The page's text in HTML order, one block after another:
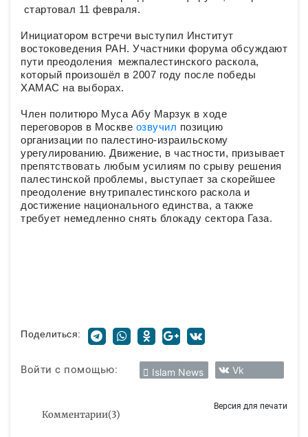
стартовал 11 февраля.
Инициатором встречи выступил Институт
востоковедения РАН. Участники форума обсуждают
пути преодоления межпалестинского раскола,
который произошёл в 2007 году после победы
ХАМАС на выборах.
Член политюро Муса Абу Марзук в ходе
переговоров в Москве озвучил позицию
организации по палестино-израильскому
урегулированию. Движение, в частности, призывает
препятствовать любым усилиям по срыву решения
палестинской проблемы, выступает за скорейшее
преодоление внутрипалестинского раскола и
достижение национального единства, а также
требует немедленно снять блокаду сектора Газа.
Поделиться:
Войти с помощью: Islam News Vk
Комментарии(3)
Версия для печати